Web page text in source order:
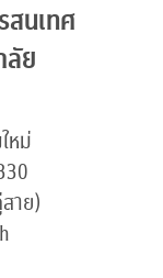
สนเทศ
ย
หม่
าย)